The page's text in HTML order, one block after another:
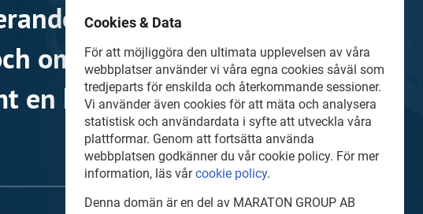
och värdefulla berättelser
om det lokala näringslivet
en hel del annan läsvärt
Cookies & Data
För att möjliggöra den ultimata upplevelsen av våra
webbplatser använder vi våra egna cookies såväl som
tredjeparts för enskilda och återkommande sessioner.
Vi använder även cookies för att mäta och analysera
statistisk och användardata i syfte att utveckla våra
plattformar. Genom att fortsätta använda
webbplatsen godkänner du vår cookie policy. För mer
information, läs vårcookie policy.
Denna domän är en del av MARATON GROUP AB